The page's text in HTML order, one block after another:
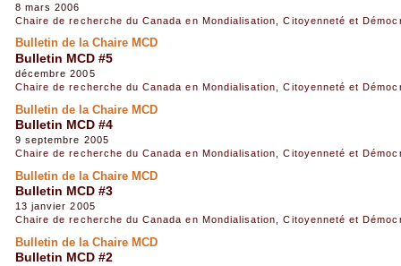
8 mars 2006
Chaire de recherche du Canada en Mondialisation, Citoyenneté et
Bulletin de la Chaire MCD
Bulletin MCD #5
décembre 2005
Chaire de recherche du Canada en Mondialisation, Citoyenneté et
Bulletin de la Chaire MCD
Bulletin MCD #4
9 septembre 2005
Chaire de recherche du Canada en Mondialisation, Citoyenneté et
Bulletin de la Chaire MCD
Bulletin MCD #3
13 janvier 2005
Chaire de recherche du Canada en Mondialisation, Citoyenneté et
Bulletin de la Chaire MCD
Bulletin MCD #2